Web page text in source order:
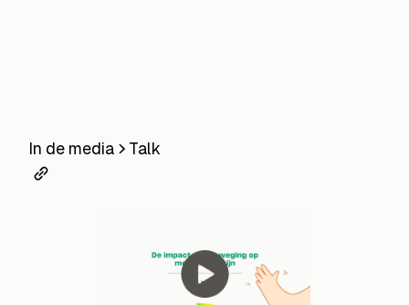
In de media Talk